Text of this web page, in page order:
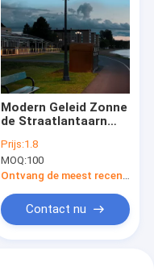
Modern Geleid Zonne
de Straatlantaarn
Waterdicht IP65
Landschap van de
yardtuin
Prijs:1.8
MOQ:100
Ontvang de meest recente Prijs
Contact nu